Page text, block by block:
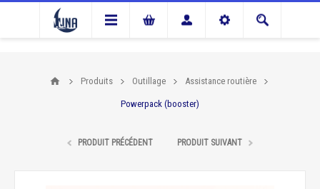
Produits Outillage Assistance routière
Powerpack (booster)
PRODUIT PRÉCÉDENT PRODUIT SUIVANT